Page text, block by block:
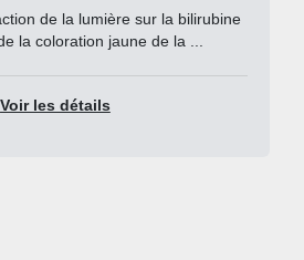
de la lumière sur la bilirubine
la coloration jaune de la ...
Voir les détails